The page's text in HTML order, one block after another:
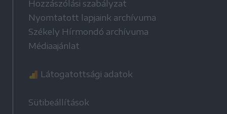
Hozzászólási szabályzat
Nyomtatott lapjaink archívuma
Székely Hírmondó archívuma
Médiaajánlat
Látogatottsági adatok
Sütibeállítások